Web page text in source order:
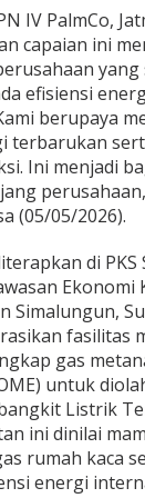
e
r
g
i
d
a
n
E
f
i
s
n
s
i
a
b
r
i
k
S
a
IV PalmCo,
capaian ini
yang
efisiensi
berupaya
terbarukan
Ini menjadi
(05/05/2026).
di PKS
Ekonomi
Simalungun,
fasilitas
gas
untuk
Listrik
ini dinilai
rumah kaca
energi